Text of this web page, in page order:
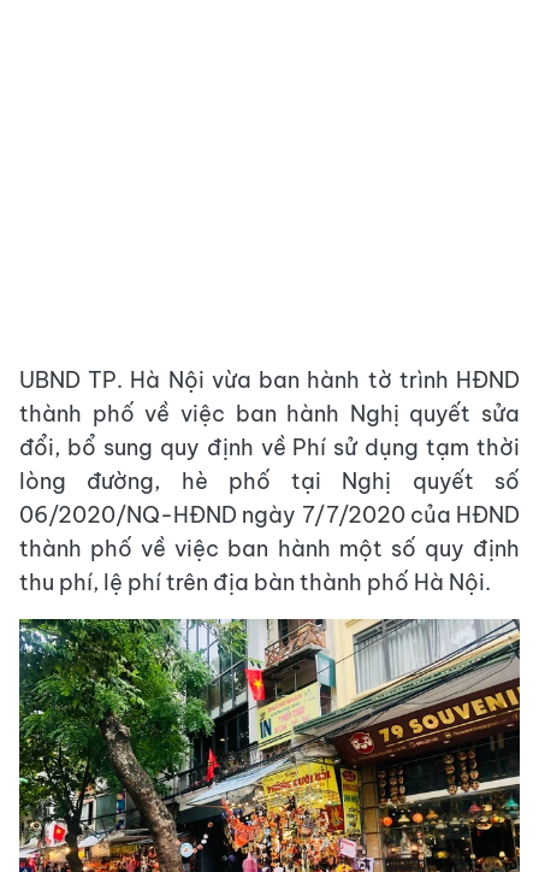
UBND TP. Hà Nội vừa ban hành tờ trình HĐND
thành phố về việc ban hành Nghị quyết sửa
đổi, bổ sung quy định về Phí sử dụng tạm thời
lòng đường, hè phố tại Nghị quyết số
06/2020/NQ-HĐND ngày 7/7/2020 của HĐND
thành phố về việc ban hành một số quy định
thu phí, lệ phí trên địa bàn thành phố Hà Nội.